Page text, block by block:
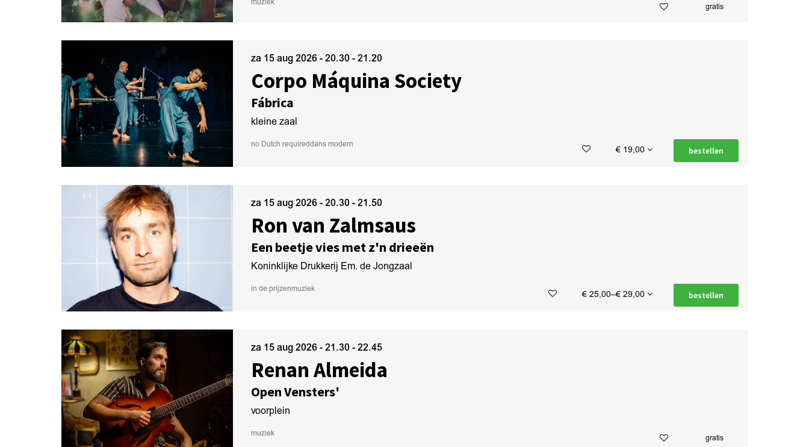
muziek
gratis
Corpo Máquina Society
Fábrica
za 15 aug 2026 - 20.30 - 21.20
kleine zaal
no Dutch requireddans modern € 19,00 bestellen
Ron van Zalmsaus
Een beetje vies met z'n drieeën
za 15 aug 2026 - 20.30 - 21.50
Koninklijke Drukkerij Em. de Jongzaal
in de prijzenmuziek € 25,00–€ 29,00 bestellen
Renan Almeida
Open Vensters'
za 15 aug 2026 - 21.30 - 22.45
voorplein
muziek
gratis